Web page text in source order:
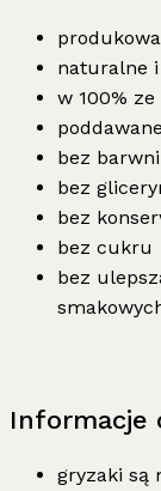
naturalne i
w 100%
bez
bez
bez
bez cukru
bez
Informacje
gryzaki są